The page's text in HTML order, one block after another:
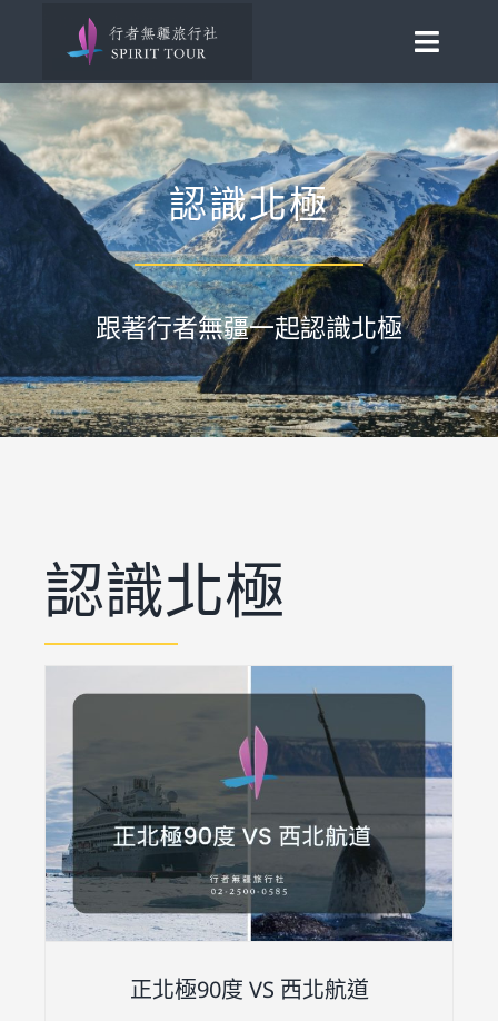
Toggle
首頁
旅行講座
發現南北極
百國慢遊
歐洲風華
助旅行
認識北極
跟著行者無疆一起認識北極
認識北極
正北極90度 VS 西北航道